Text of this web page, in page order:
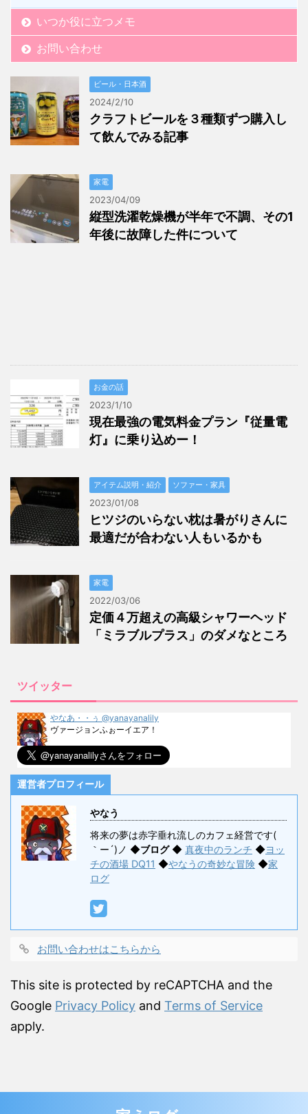
いつか役に立つメモ
お問い合わせ
ビール・日本酒
2024/2/10
クラフトビールを３種類ずつ購入し
て飲んでみる記事
家電
2023/04/09
縦型洗濯乾燥機が半年で不調、その1
年後に故障した件について
お金の話
2023/1/10
現在最強の電気料金プラン『従量電
灯』に乗り込めー！
アイテム説明・紹介 ソファー・家具
2023/01/08
ヒツジのいらない枕は暑がりさんに
最適だが合わない人もいるかも
家電
2022/03/06
定価４万超えの高級シャワーヘッド
「ミラブルプラス」のダメなところ
ツイッター
やなあ・・ぅ @yanayanalily
ヴァージョンふぉーイエア！
運営者プロフィール
やなう
将来の夢は赤字垂れ流しのカフェ経営です(
｀ー´)ノ ◆ブログ◆ 真夜中のランチ ◆ヨッ
チの酒場 DQ11 ◆やなうの奇妙な冒険 ◆家
ログ
お問い合わせはこちらから
This site is protected by reCAPTCHA and the
Google Privacy Policy and Terms of Service
apply.